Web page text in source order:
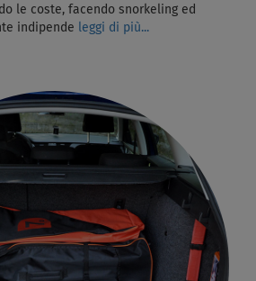
le coste, facendo snorkeling ed
indipende leggi di più...